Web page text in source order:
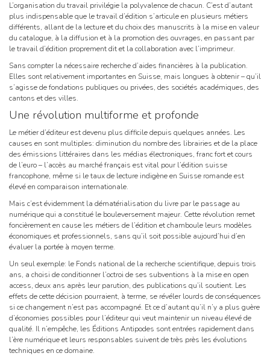
L’organisation du travail privilégie la polyvalence de chacun. C’est d’autant
plus indispensable que le travail d’édition s’articule en plusieurs métiers
différents, allant de la lecture et du choix des manuscrits à la mise en valeur
du catalogue, à la diffusion et à la promotion des ouvrages, en passant par
le travail d’édition proprement dit et la collaboration avec l’imprimeur.
Sans compter la nécessaire recherche d’aides financières à la publication.
Elles sont relativement importantes en Suisse, mais longues à obtenir – qu’il
s’agisse de fondations publiques ou privées, des sociétés académiques, des
cantons et des villes.
Une révolution multiforme et profonde
Le métier d’éditeur est devenu plus difficile depuis quelques années. Les
causes en sont multiples: diminution du nombre des librairies et de la place
des émissions littéraires dans les médias électroniques, franc fort et cours
de l’euro – l’accès au marché français est vital pour l’édition suisse
francophone, même si le taux de lecture indigène en Suisse romande est
élevé en comparaison internationale.
Mais c’est évidemment la dématérialisation du livre par le passage au
numérique qui a constitué le bouleversement majeur. Cette révolution remet
foncièrement en cause les métiers de l’édition et chamboule leurs modèles
économiques et professionnels, sans qu’il soit possible aujourd’hui d’en
évaluer la portée à moyen terme.
Un seul exemple: le Fonds national de la recherche scientifique, depuis trois
ans, a choisi de conditionner l’octroi de ses subventions à la mise en open
access, deux ans après leur parution, des publications qu’il soutient. Les
effets de cette décision pourraient, à terme, se révéler lourds de conséquences
si ce changement n’est pas accompagné. Et ce d’autant qu’il n’y a plus guère
d’économies possibles pour l’éditeur qui veut maintenir un niveau élevé de
qualité. Il n’empêche, les Éditions Antipodes sont entrées rapidement dans
l’ère numérique et leurs responsables suivent de très près les évolutions
techniques en ce domaine.